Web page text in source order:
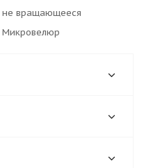
не вращающееся
Микровелюр